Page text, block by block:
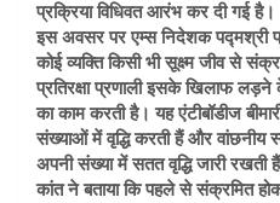
प्रक्रिया विधिवत आरंभ कर दी गई है।
इस अवसर पर एम्स निदेशक पद्मश्री
कोई व्यक्ति किसी भी सूक्ष्म जीव से
प्रतिरक्षा प्रणाली इसके खिलाफ लड़ने
का काम करती है। यह एंटीबॉडीज
संख्याओं में वृद्धि करती हैं और वांछनीय
अपनी संख्या में सतत वृद्धि जारी रखती
कांत ने बताया कि पहले से संक्रमित